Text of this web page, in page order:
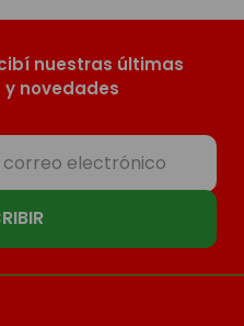
nuestras últimas
novedades